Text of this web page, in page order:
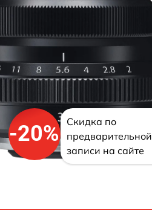
-20%
Скидка по
предварительной
записи на сайте